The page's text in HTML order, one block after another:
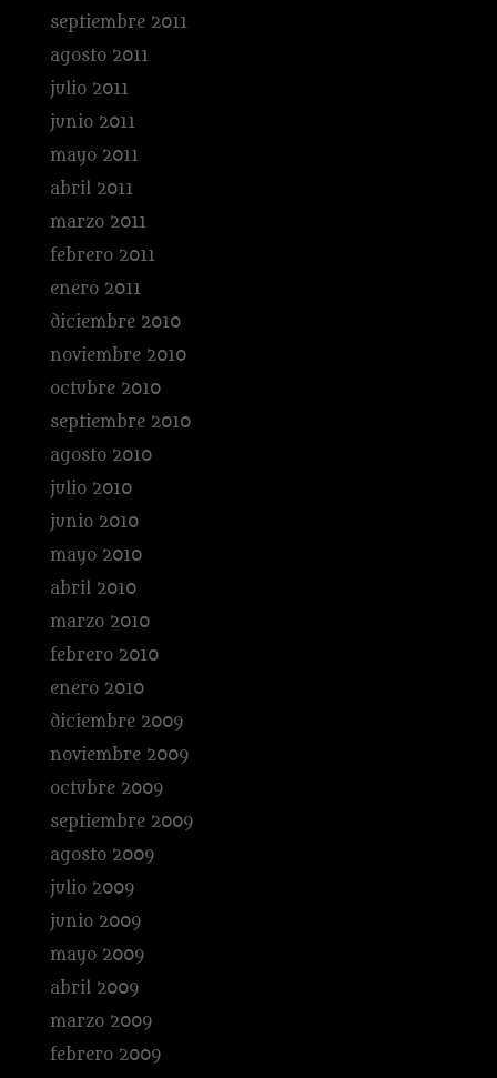
septiembre 2011
agosto 2011
julio 2011
junio 2011
mayo 2011
abril 2011
marzo 2011
febrero 2011
enero 2011
diciembre 2010
noviembre 2010
octubre 2010
septiembre 2010
agosto 2010
julio 2010
junio 2010
mayo 2010
abril 2010
marzo 2010
febrero 2010
enero 2010
diciembre 2009
noviembre 2009
octubre 2009
septiembre 2009
agosto 2009
julio 2009
junio 2009
mayo 2009
abril 2009
marzo 2009
febrero 2009